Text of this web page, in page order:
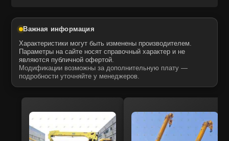
Важная информация
Характеристики могут быть изменены производителем.
Параметры на сайте носят справочный характер и не
являются публичной офертой.
Модификации возможны за дополнительную плату —
подробности уточняйте у менеджеров.